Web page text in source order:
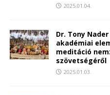
2025.01.04.
Dr. Tony
akadémiai
meditáció
szövetségéről
2025.01.03.